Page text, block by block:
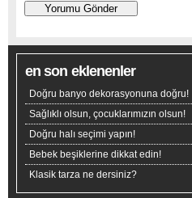
en son eklenenler
Doğru banyo dekorasyonuna doğru!
Sağlıklı olsun, çocuklarımızın olsun!
Doğru halı seçimi yapın!
Bebek beşiklerine dikkat edin!
Klasik tarza ne dersiniz?